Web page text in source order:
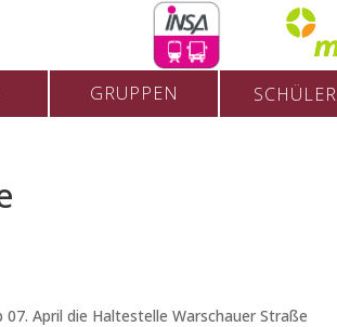
GRUPPEN SCHÜLER
April die Haltestelle Warschauer Straße